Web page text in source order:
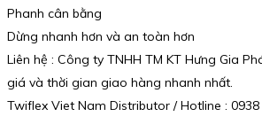
Phanh cân bằng
Dừng nhanh hơn và an toàn hơn
Liên hệ : Công ty TNHH TM KT Hưng Gia
giá và thời gian giao hàng nhanh nhất.
Twiflex Viet Nam Distributor / Hotline : 0938